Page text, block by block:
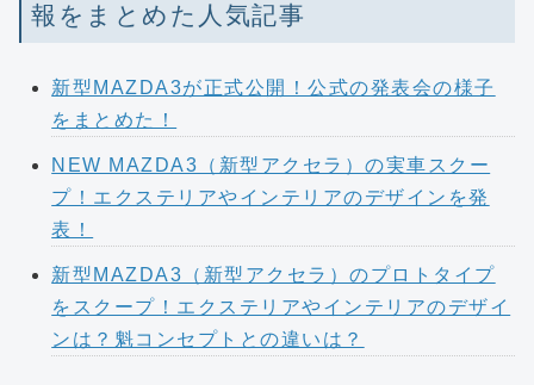
報をまとめた人気記事
新型MAZDA3が正式公開！公式の発表会の様子
をまとめた！
NEW MAZDA3（新型アクセラ）の実車スクー
プ！エクステリアやインテリアのデザインを発
表！
新型MAZDA3（新型アクセラ）のプロトタイプ
をスクープ！エクステリアやインテリアのデザイ
ンは？魁コンセプトとの違いは？